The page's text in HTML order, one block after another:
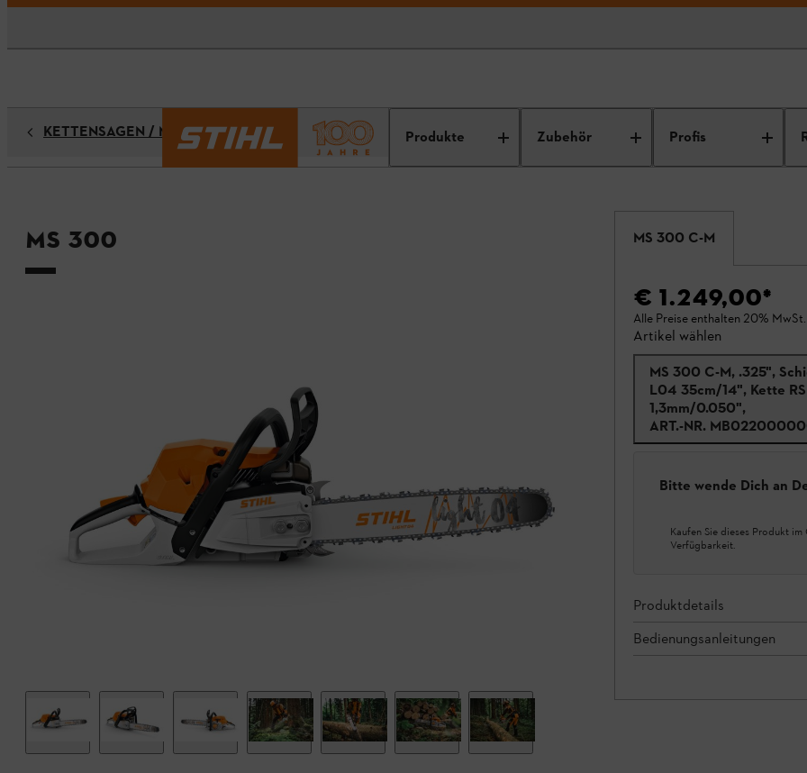
Produkte Zubehör Profis
KETTENSÄGEN / MOTORSÄGEN
MS 300 MS 300 C-M
€ 1.249,00*
Alle Preise enthalten 20% MwSt.
Artikel wählen
MS 300 C-M, .325",
L04 35cm/14", Kette
1,3mm/0.050",
ART.-NR.
Bitte wende Dich an
Kaufen Sie dieses Produkt
Verfügbarkeit.
Produktdetails
Bedienungsanleitungen